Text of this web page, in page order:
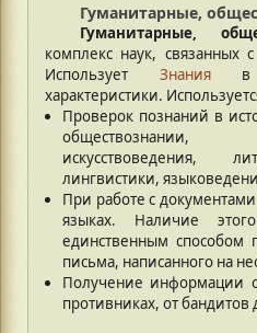
Гуманитарные,
Гуманитарные,
комплекс наук,
Использует Знанияв
характеристики.
Проверок познаний в
искусствоведения,
лингвистики,
При работе с
языках. Наличие
единственным способом
письма, написанного на
Получение информации
противниках, от бандитов